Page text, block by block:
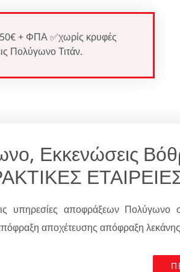
+ ΦΠΑ ✅χωρίς κρυφές
Πολύγωνο Τιτάν.
Εκκενώσεις
υπηρεσίες αποφράξεων Πολύγωνο
αποχέτευσης απόφραξη λεκάνης